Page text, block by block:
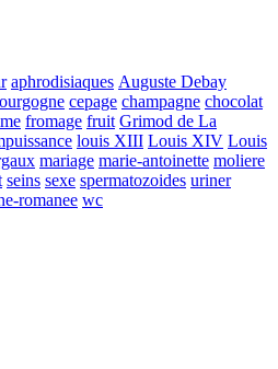
aphrodisiaques Auguste Debay
cepage champagne chocolat
fromage fruit Grimod de La
louis XIII Louis XIV Louis
mariage marie-antoinette moliere
seins sexe spermatozoides uriner
romanee wc